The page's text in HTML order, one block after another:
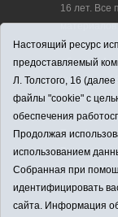
16 лет. Все
материалов
Адрес
область,
Кирова, д.
Адрес
Телефон
выдано
связи,
Настоящий ресурс
предоставляемый
Л. Толстого, 16
файлы "cookie" с
обеспечения
Продолжая
использованием
Собранная при
идентифицировать
сайта. Информация